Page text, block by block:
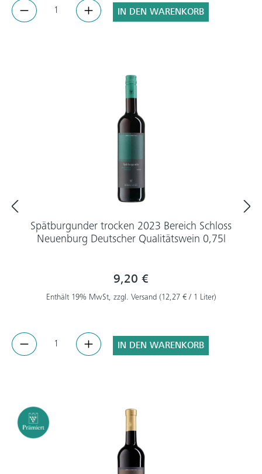
IN DEN WARENKORB
Spätburgunder trocken 2023 Bereich Schloss
Neuenburg Deutscher Qualitätswein 0,75l
9,20 €
Enthält 19% MwSt, zzgl. Versand (12,27 € / 1 Liter)
IN DEN WARENKORB